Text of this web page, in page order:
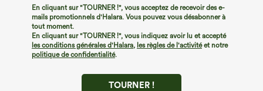
En cliquant sur "TOURNER !", vous acceptez de recevoir des e-
mails promotionnels d'Halara. Vous pouvez vous désabonner à
tout moment.
En cliquant sur "TOURNER !", vous indiquez avoir lu et accepté
les conditions générales d'Halara, les règles de l'activitéet notre
politique de confidentialité.
TOURNER !